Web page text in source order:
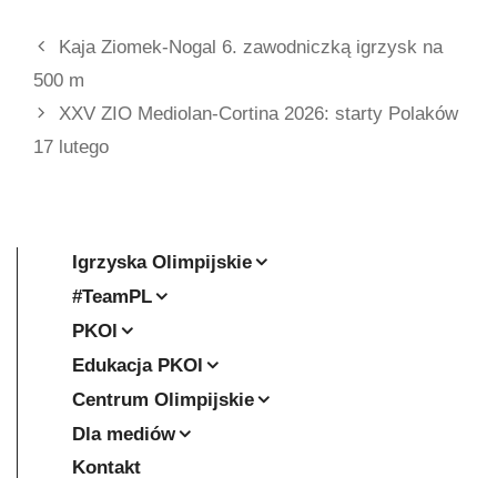
Kaja Ziomek-Nogal 6. zawodniczką igrzysk na
500 m
XXV ZIO Mediolan-Cortina 2026: starty Polaków
17 lutego
Igrzyska Olimpijskie
#TeamPL
PKOl
Edukacja PKOl
Centrum Olimpijskie
Dla mediów
Kontakt